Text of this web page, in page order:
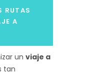
RUTAS
A
un viaje a
tan